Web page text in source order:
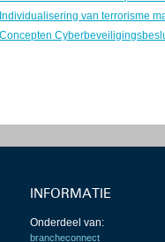
INFORMATIE
Onderdeel van:
brancheconnect